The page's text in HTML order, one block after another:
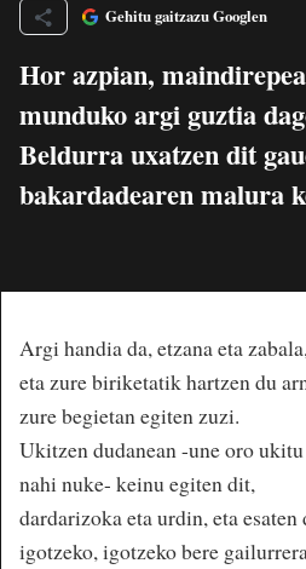
Gehitu gaitzazu Googlen
Hor azpian,
munduko argi guztia
Beldurra uxatzen dit
bakardadearen malura
Argi handia da, etzana eta
eta zure biriketatik hartzen du
zure begietan egiten zuzi.
Ukitzen dudanean -une oro ukitu
nahi nuke- keinu egiten dit,
dardarizoka eta urdin, eta esaten
igotzeko, igotzeko bere